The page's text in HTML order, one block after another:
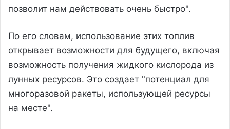
позволит нам действовать очень быстро".
По его словам, использование этих топлив
открывает возможности для будущего, включая
возможность получения жидкого кислорода из
лунных ресурсов. Это создает "потенциал для
многоразовой ракеты, использующей ресурсы
на месте".